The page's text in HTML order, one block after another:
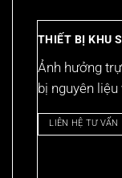
THIẾT BỊ KHU
Ảnh hưởng
bị nguyên
LIÊN HỆ TƯ VẤN